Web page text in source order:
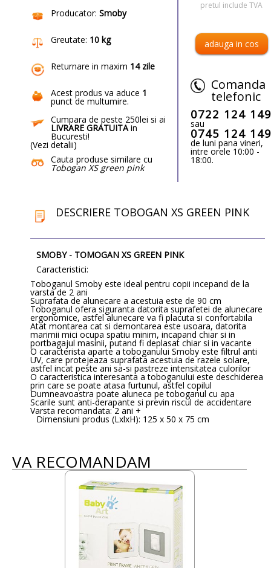
Producator: Smoby
Greutate: 10 kg
Returnare in maxim 14 zile
Acest produs va aduce 1
punct de multumire.
Cumpara de peste 250lei si ai
LIVRARE GRATUITAin
Bucuresti!
(Vezi detalii)
Cauta produse similare cu
Tobogan XS green pink
pretul include TVA
Comanda
telefonic
0722 124 149
sau
0745 124 149
de luni pana vineri,
intre orele 10:00 -
18:00.
DESCRIERE TOBOGAN XS GREEN PINK
SMOBY - TOMOGAN XS GREEN PINK
Caracteristici:
Toboganul Smoby este ideal pentru copii incepand de la
varsta de 2 ani
Suprafata de alunecare a acestuia este de 90 cm
Toboganul ofera siguranta datorita suprafetei de alunecare
ergonomice, astfel alunecare va fi placuta si confortabila
Atat montarea cat si demontarea este usoara, datorita
marimii mici ocupa spatiu minim, incapand chiar si in
portbagajul masinii, putand fi deplasat chiar si in vacante
O caracterista aparte a toboganului Smoby este filtrul anti
UV, care protejeaza suprafata acestuia de razele solare,
astfel incat peste ani sa-si pastreze intensitatea culorilor
O caracteristica interesanta a toboganului este deschiderea
prin care se poate atasa furtunul, astfel copilul
Dumneavoastra poate aluneca pe toboganul cu apa
Scarile sunt anti-derapante si previn riscul de accidentare
Varsta recomandata: 2 ani +
Dimensiuni produs (LxlxH): 125 x 50 x 75 cm
VA RECOMANDAM